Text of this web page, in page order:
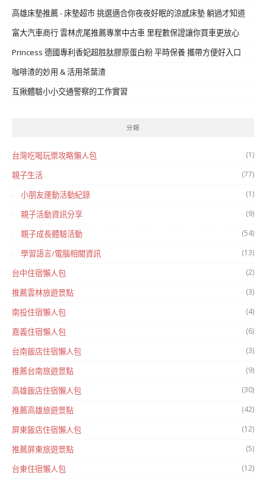
高雄床墊推薦 - 床墊超市 挑選適合你夜夜好眠的涼感床墊 躺過才知道
富大汽車商行 雲林虎尾推薦專業中古車 里程數保證讓你買車更放心
Princess 德國專利香妃超胜肽膠原蛋白粉 平時保養 攜帶方便好入口
咖啡渣的妙用 & 活用茶葉渣
互揪體驗小小交通警察的工作實習
分類
台灣吃喝玩樂攻略懶人包 (1)
親子生活 (77)
小朋友運動活動紀錄 (1)
親子活動資訊分享 (9)
親子成長體驗活動 (54)
學習語言/電腦相關資訊 (13)
台中住宿懶人包 (2)
推薦雲林旅遊景點 (3)
南投住宿懶人包 (4)
嘉義住宿懶人包 (6)
台南飯店住宿懶人包 (3)
推薦台南旅遊景點 (9)
高雄飯店住宿懶人包 (30)
推薦高雄旅遊景點 (42)
屏東飯店住宿懶人包 (12)
推薦屏東旅遊景點 (5)
台東住宿懶人包 (12)